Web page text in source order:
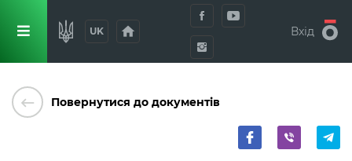
UK home Вхід
keyboard_backspace Повернутися до документів